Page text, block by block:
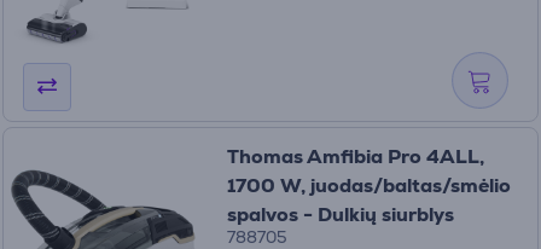
Thomas Amfibia Pro 4ALL,
1700 W, juodas/baltas/smėlio
spalvos - Dulkių siurblys
788705